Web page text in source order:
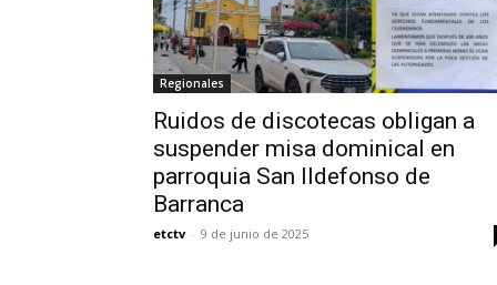
Regionales
Ruidos de discotecas obligan a
suspender misa dominical en
parroquia San Ildefonso de
Barranca
etctv - 9 de junio de 2025